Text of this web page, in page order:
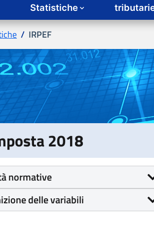
IRPEF
2018
normative
delle variabili